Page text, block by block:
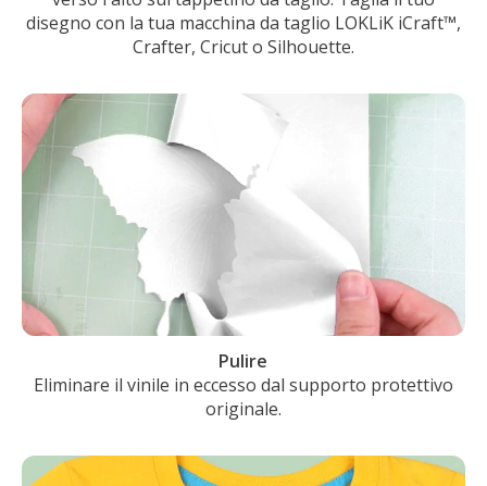
disegno con la tua macchina da taglio LOKLiK iCraft™,
Crafter, Cricut o Silhouette.
Pulire
Eliminare il vinile in eccesso dal supporto protettivo
originale.